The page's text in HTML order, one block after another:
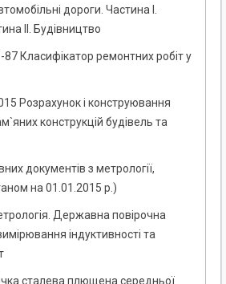
дороги. Частина I.
II. Будівництво
Класифікатор ремонтних робіт у
Розрахунок і конструювання
конструкцій будівель та
документів з метрології,
на 01.01.2015 р.)
Державна повірочна
індуктивності та
сталева плющена середньої